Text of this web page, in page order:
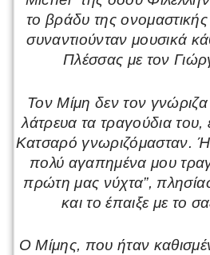
το βράδυ της
συναντιούνταν μουσικά
Πλέσσας με τον
Τον Μίμη δεν τον
λάτρευα τα τραγούδια
Κατσαρό γνωριζόμασταν.
πολύ αγαπημένα μου
πρώτη μας νύχτα”,
και το έπαιξε με το
Ο Μίμης, που ήταν